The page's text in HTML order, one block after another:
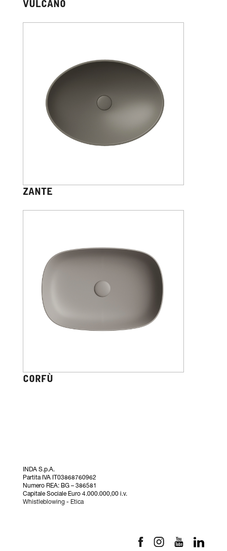
VULCANO
ZANTE
CORFÙ
INDA S.p.A.
Partita IVA IT03868760962
Numero REA: BG – 386581
Capitale Sociale Euro 4.000.000,00 i.v.
Whistleblowing - Etica